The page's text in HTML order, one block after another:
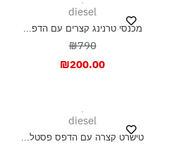
diesel
מכנסי טרנינג קצרים עם הדפ...
₪790
₪200.00
diesel
טישרט קצרה עם הדפס פסטל...